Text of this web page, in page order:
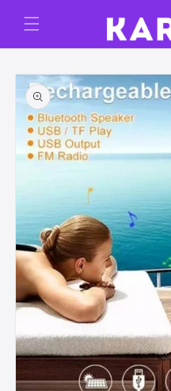
directamente
al contenido
directamente
información
del producto